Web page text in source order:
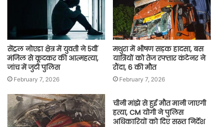
सेंट्रल नोएडा क्षेत्र में युवती ने 5वीं
मंजिल से कूदकर की आत्महत्या,
जांच में जुटी पुलिस
February 7, 2026
मथुरा में भीषण सड़क हादसा, बस
यात्रियों को तेज रफ्तार कंटेनर ने
रौंदा, 6 की मौत
February 7, 2026
चीनी मांझे से हुई मौत मानी जाएगी
हत्या, CM योगी ने पुलिस
अधिकारियों को दिए सख्त निर्देश